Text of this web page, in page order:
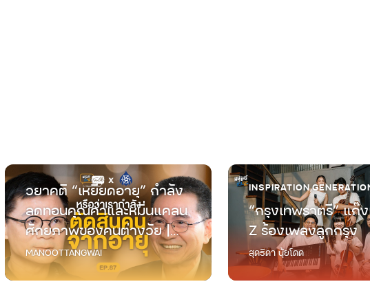
วยาคติ “เหยียดอายุ” กำลัง
ลดทอนคุณค่าและหมิ่นแคลน
ศักยภาพของคนต่างวัย |
มนุษย์ต่างวัย Talk EP.87
MANOOTTANGWAI
INSPIRATION,
“กรุงเทพราตรี” แก๊ง
Z ร้องเพลงลูกกรุง
สุดธิดา นุ้ยโดด